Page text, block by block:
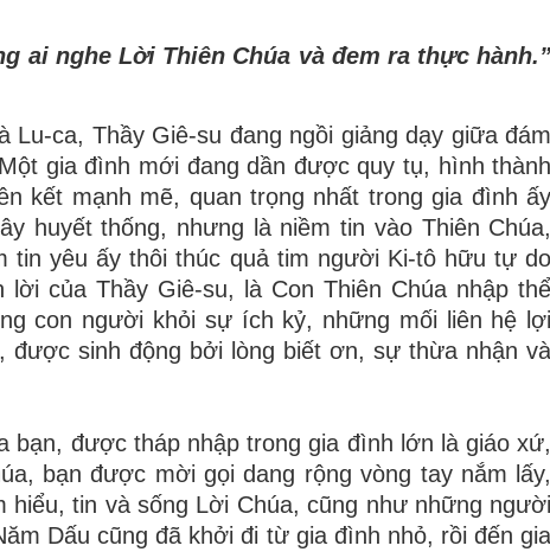
ai nghe Lời Thiên Chúa và đem ra thực hành.”
Lu-ca, Thầy Giê-su đang ngồi giảng dạy giữa đám
gia đình mới đang dần được quy tụ, hình thành
kết mạnh mẽ, quan trọng nhất trong gia đình ấy
huyết thống, nhưng là niềm tin vào Thiên Chúa,
yêu ấy thôi thúc quả tim người Ki-tô hữu tự do
của Thầy Giê-su, là Con Thiên Chúa nhập thể
con người khỏi sự ích kỷ, những mối liên hệ lợi
được sinh động bởi lòng biết ơn, sự thừa nhận và
bạn, được tháp nhập trong gia đình lớn là giáo xứ,
bạn được mời gọi dang rộng vòng tay nắm lấy,
tin và sống Lời Chúa, cũng như những người
Dấu cũng đã khởi đi từ gia đình nhỏ, rồi đến gia